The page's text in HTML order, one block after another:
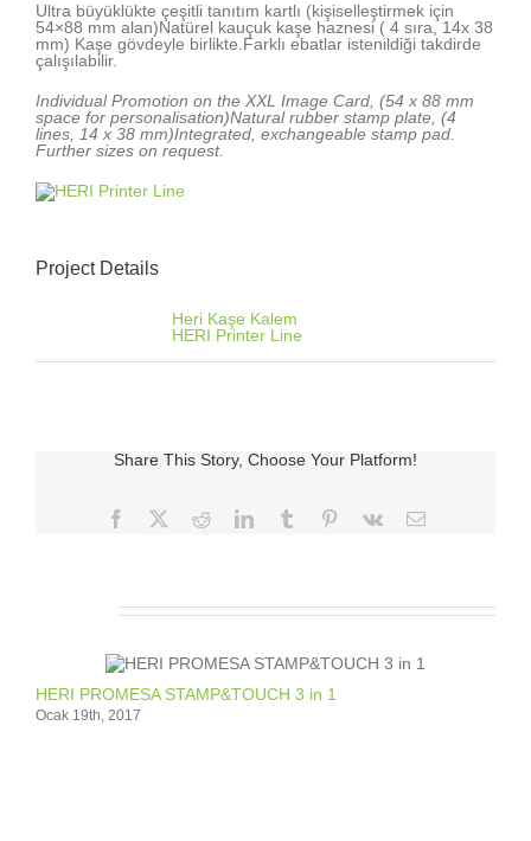
Ultra büyüklükte çeşitli tanıtım kartlı (kişiselleştirmek için
54×88 mm alan)Natürel kauçuk kaşe haznesi ( 4 sıra, 14x 38
mm) Kaşe gövdeyle birlikte.Farklı ebatlar istenildiği takdirde
çalışılabilir.
Individual Promotion on the XXL Image Card, (54 x 88 mm
space for personalisation)Natural rubber stamp plate, (4
lines, 14 x 38 mm)Integrated, exchangeable stamp pad.
Further sizes on request.
Project Details
Heri Kaşe Kalem
HERI Printer Line
Share This Story, Choose Your Platform!
Facebook RedditLinkedInTumblr Pinterest
Vk
E-
HERI PROMESA STAMP&TOUCH 3 in 1
Ocak 19th, 2017